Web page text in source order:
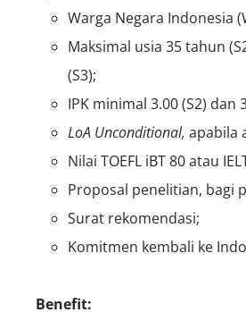
Warga Negara Indonesia
Maksimal usia 35 tahun
(S3);
IPK minimal 3.00 (S2) dan
LoA Unconditional, apabila
Nilai TOEFL iBT 80 atau
Proposal penelitian, bagi
Surat rekomendasi;
Komitmen kembali ke
Benefit: